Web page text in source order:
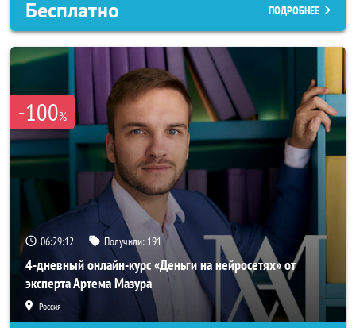
Бесплатно ПОДРОБНЕЕ
-100%
06:29:11 Получили: 191
4-дневный онлайн-курс «Деньги на нейросетях» от
эксперта Артема Мазура
Россия